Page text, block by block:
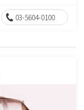
03-5604-0100